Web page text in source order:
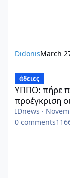
DidonisMarch
ΥΠΠΟ: πήρε πίσω
άδειες
ΥΠΠΟ: πήρε
προέγκριση
IDnews ·
0 comments